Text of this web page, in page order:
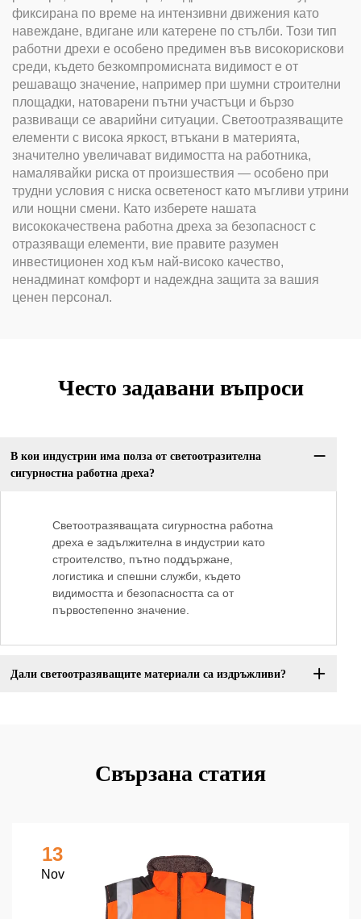
фиксирана по време на интензивни движения като
навеждане, вдигане или катерене по стълби. Този тип
работни дрехи е особено предимен във високорискови
среди, където безкомпромисната видимост е от
решаващо значение, например при шумни строителни
площадки, натоварени пътни участъци и бързо
развиващи се аварийни ситуации. Светоотразяващите
елементи с висока яркост, втъкани в материята,
значително увеличават видимостта на работника,
намалявайки риска от произшествия — особено при
трудни условия с ниска осветеност като мъгливи утрини
или нощни смени. Като изберете нашата
висококачествена работна дреха за безопасност с
отразяващи елементи, вие правите разумен
инвестиционен ход към най-високо качество,
ненадминат комфорт и надеждна защита за вашия
ценен персонал.
Често задавани въпроси
В кои индустрии има полза от светоотразителна
сигурностна работна дреха?
Светоотразяващата сигурностна работна
дреха е задължителна в индустрии като
строителство, пътно поддържане,
логистика и спешни служби, където
видимостта и безопасността са от
първостепенно значение.
Дали светоотразяващите материали са издръжливи?
Свързана статия
13
Nov